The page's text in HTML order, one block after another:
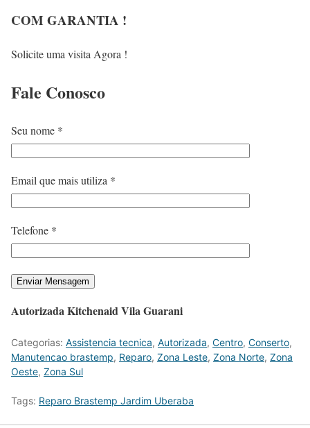
COM GARANTIA !
Solicite uma visita Agora !
Fale Conosco
Seu nome *
Email que mais utiliza *
Telefone *
Autorizada Kitchenaid Vila Guarani
Categorias: Assistencia tecnica, Autorizada, Centro, Conserto,
Manutencao brastemp, Reparo, Zona Leste, Zona Norte, Zona
Oeste, Zona Sul
Tags: Reparo Brastemp Jardim Uberaba